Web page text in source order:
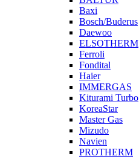
Baxi
Bosch/Buderus
Daewoo
ELSOTHERM
Ferroli
Fondital
Haier
IMMERGAS
Kiturami Turbo
KoreaStar
Master Gas
Mizudo
Navien
PROTHERM